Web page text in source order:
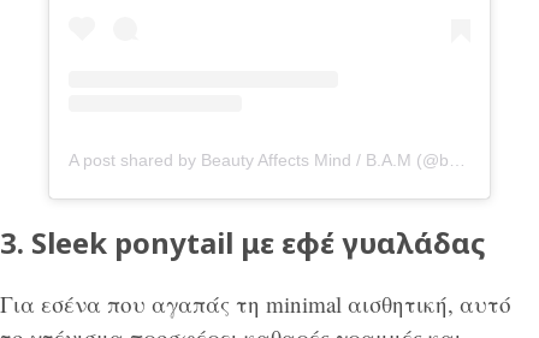
3. Sleek ponytail με εφέ γυαλάδας
Για εσένα που αγαπάς τη minimal αισθητική, αυτό